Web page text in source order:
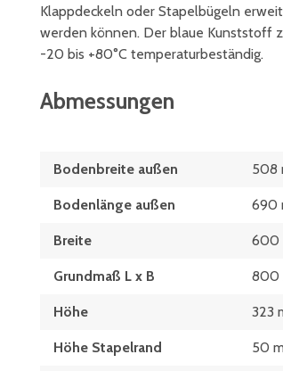
Klappdeckeln oder Stapelbügeln
werden können. Der blaue Kunststoff
-20 bis +80°C temperaturbeständig.
Abmessungen
Bodenbreite außen 508
Bodenlänge außen 690
Breite 600
Grundmaß L x B 800
Höhe 323
Höhe Stapelrand 50